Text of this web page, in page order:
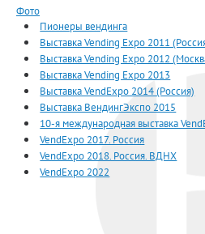
Фото
Пионеры вендинга
Выставка Vending Expo 2011
Выставка Vending Expo 2012
Выставка Vending Expo 2013
Выставка VendExpo 2014 (Россия)
Выставка ВендингЭкспо 2015
10-я международная выставка
VendExpo 2017. Россия
VendExpo 2018. Россия. ВДНХ
VendExpo 2022